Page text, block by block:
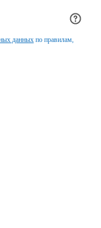
данных по правилам,